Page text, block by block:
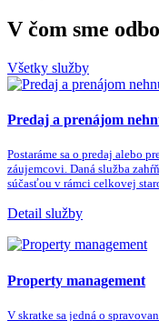
V čom sme
Všetky služby
Predaj a prenájom
Postaráme sa o predaj alebo
záujemcovi. Daná služba
súčasťou v rámci celkovej
Detail služby
Property management
V skratke sa jedná o